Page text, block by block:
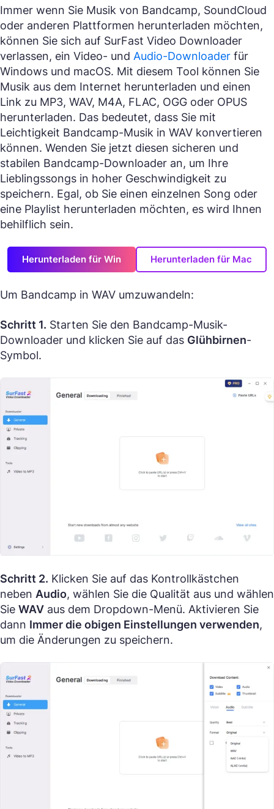
Immer wenn Sie Musik von Bandcamp, SoundCloud
oder anderen Plattformen herunterladen möchten,
können Sie sich auf SurFast Video Downloader
verlassen, ein Video- und Audio-Downloader für
Windows und macOS. Mit diesem Tool können Sie
Musik aus dem Internet herunterladen und einen
Link zu MP3, WAV, M4A, FLAC, OGG oder OPUS
herunterladen. Das bedeutet, dass Sie mit
Leichtigkeit Bandcamp-Musik in WAV konvertieren
können. Wenden Sie jetzt diesen sicheren und
stabilen Bandcamp-Downloader an, um Ihre
Lieblingssongs in hoher Geschwindigkeit zu
speichern. Egal, ob Sie einen einzelnen Song oder
eine Playlist herunterladen möchten, es wird Ihnen
behilflich sein.
Herunterladen für Win Herunterladen für Mac
Um Bandcamp in WAV umzuwandeln:
Schritt 1. Starten Sie den Bandcamp-Musik-
Downloader und klicken Sie auf das Glühbirnen-
Symbol.
Schritt 2. Klicken Sie auf das Kontrollkästchen
neben Audio, wählen Sie die Qualität aus und wählen
Sie WAV aus dem Dropdown-Menü. Aktivieren Sie
dann Immer die obigen Einstellungen verwenden,
um die Änderungen zu speichern.